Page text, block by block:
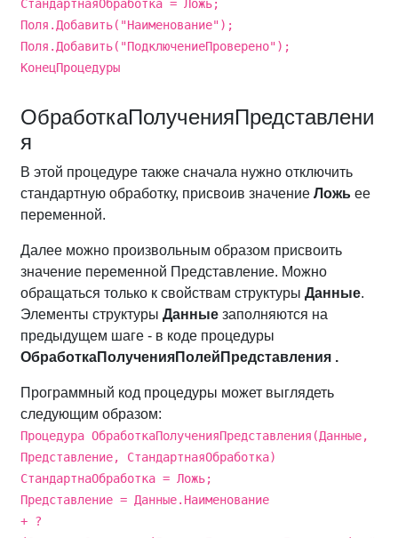
СтандартнаяОбработка = Ложь;
Поля.Добавить("Наименование");
Поля.Добавить("ПодключениеПроверено");
КонецПроцедуры
ОбработкаПолученияПредставлени
я
В этой процедуре также сначала нужно отключить
стандартную обработку, присвоив значение Ложь ее
переменной.
Далее можно произвольным образом присвоить
значение переменной Представление. Можно
обращаться только к свойствам структуры Данные.
Элементы структуры Данные заполняются на
предыдущем шаге - в коде процедуры
ОбработкаПолученияПолейПредставления .
Программный код процедуры может выглядеть
следующим образом:
Процедура ОбработкаПолученияПредставления(Данные,
Представление, СтандартнаяОбработка)
СтандартнаОбработка = Ложь;
Представление = Данные.Наименование
+ ?